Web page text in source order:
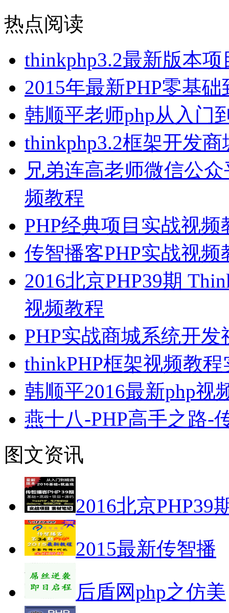
热点阅读
thinkphp3.2最新版本
2015年最新PHP零基
韩顺平老师php从入门
thinkphp3.2框架开发
兄弟连高老师微信公
频教程
PHP经典项目实战视频
传智播客PHP实战视
2016北京PHP39期
视频教程
PHP实战商城系统开发
thinkPHP框架视频教
韩顺平2016最新php视
燕十八-PHP高手之路-
图文资讯
2016北京PHP39
2015最新传智播
后盾网php之仿美